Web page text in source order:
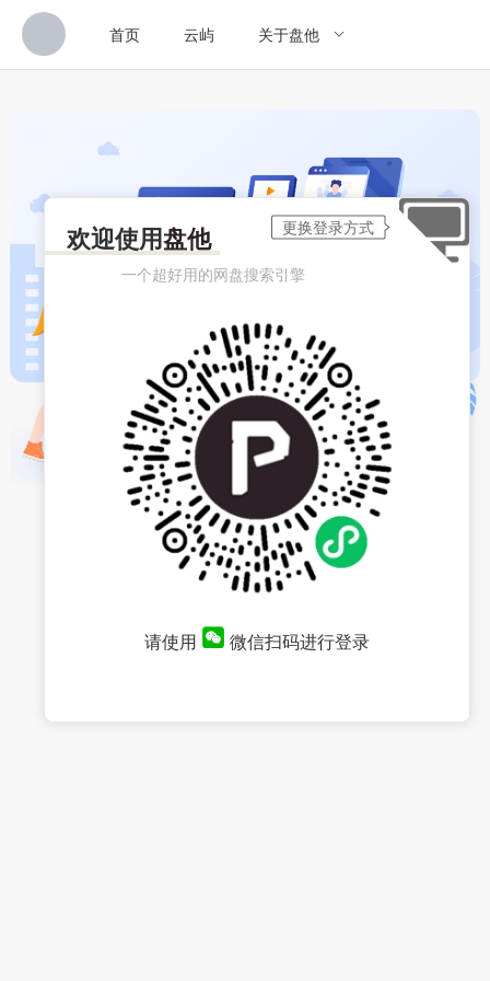
首页 云屿 关于盘他
欢迎使用盘他
一个超好用的网盘搜索引擎
请使用 微信扫码进行登录